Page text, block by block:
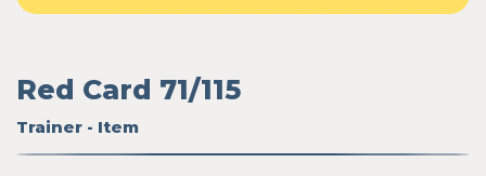
Red Card 71/115
Trainer - Item